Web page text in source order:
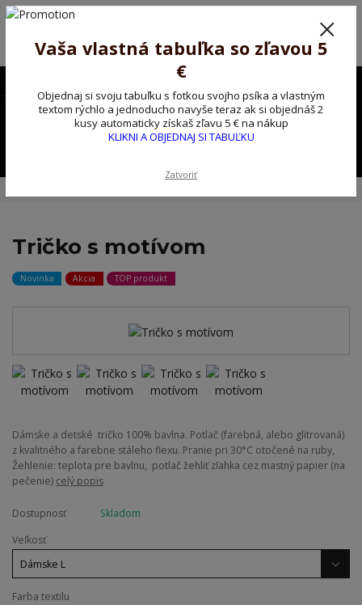
Poprosíme ctených zákazníkov o trpezlivosť, v tomto období máme
Preto sme Vám pripravili malý darček ako ospravedlnenie.
!!! ZĽAVA 5€ na PRVÚ objednávku nad 30€ s kódom pozorpes5 !!!
0,00 EUR
Tričko s motívom
Novinka Akcia TOP produkt
Dámske a detské tričko 100% bavlna. Potlač (farebná, alebo glitrovaná)
z kvalitného a farebne stáleho flexu. Pranie pri 30°C otočené na ruby,
Žehlenie: teplota pre bavlnu, potlač žehliť zľahka cez mastný papier (na
pečenie) celý popis
Dostupnosť
Skladom
Veľkosť
Farba textilu
Vaša vlastná tabuľka so zľavou 5
€
Objednaj si svoju tabuľku s fotkou svojho psíka a vlastným
textom rýchlo a jednoducho navyše teraz ak si objednáš 2
kusy automaticky získaš zľavu 5 € na nákup
KLIKNI A OBJEDNAJ SI TABUĽKU
Zatvoriť